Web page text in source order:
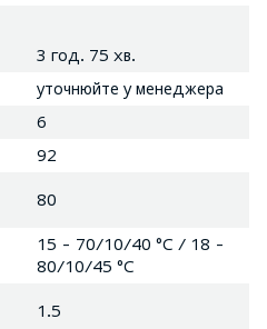
3 год. 75 хв.
уточнюйте у менеджера
6
92
80
15 - 70/10/40 °С / 18 -
80/10/45 °С
1.5